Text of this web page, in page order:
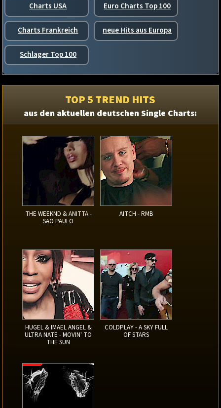
Charts USA Euro Charts Top 100
Charts Frankreich neue Hits aus Europa
Schlager Top 100
TOP 5 TREND HITS
aus den aktuellen deutschen Single Charts:
THE WEEKND & ANITTA -
SAO PAULO
AITCH - RMB
HUGEL & IMAEL ANGEL &
ULTRA NATE - MOVIN' TO
THE SUN
COLDPLAY - A SKY FULL
OF STARS